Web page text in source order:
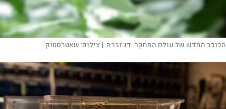
הכוכב החדש של עולם המחקר. דג זברה. | צילום:שאטרסטוק